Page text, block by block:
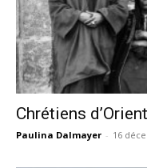
Chrétiens
Paulina Dalmayer - 16